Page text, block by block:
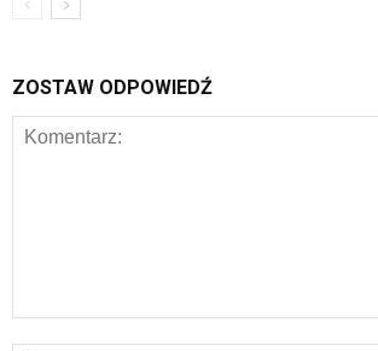
ZOSTAW ODPOWIEDŹ